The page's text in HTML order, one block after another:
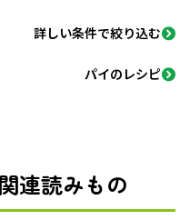
詳しい条件で絞り込む
パイのレシピ
連読みもの